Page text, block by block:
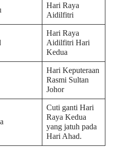
Hari Raya
Aidilfitri
Hari Raya
Aidilfitri Hari
Kedua
Hari Keputeraan
Rasmi Sultan
Johor
Cuti ganti Hari
Raya Kedua
yang jatuh pada
Hari Ahad.